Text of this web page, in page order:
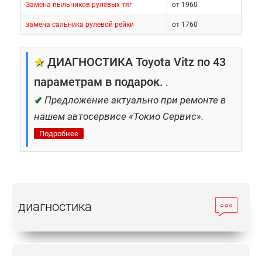
Замена пыльников рулевых тяг от 1960
замена сальника рулевой рейки от 1760
★ ДИАГНОСТИКА Toyota Vitz по 43
параметрам в подарок. .
✔ Предложение актуально при ремонте в
нашем автосервисе «Токио Сервис».
Подробнее
диагностика